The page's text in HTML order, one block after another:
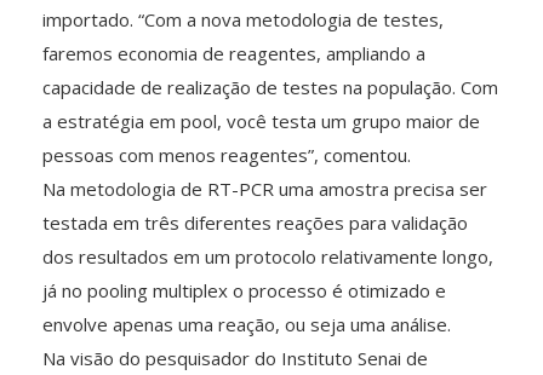
importado. “Com a nova metodologia de testes,
faremos economia de reagentes, ampliando a
capacidade de realização de testes na população. Com
a estratégia em pool, você testa um grupo maior de
pessoas com menos reagentes”, comentou.
Na metodologia de RT-PCR uma amostra precisa ser
testada em três diferentes reações para validação
dos resultados em um protocolo relativamente longo,
já no pooling multiplex o processo é otimizado e
envolve apenas uma reação, ou seja uma análise.
Na visão do pesquisador do Instituto Senai de